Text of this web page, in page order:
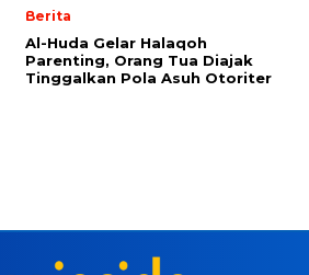
Berita
Al-Huda Gelar Halaqoh
Parenting, Orang Tua Diajak
Tinggalkan Pola Asuh Otoriter